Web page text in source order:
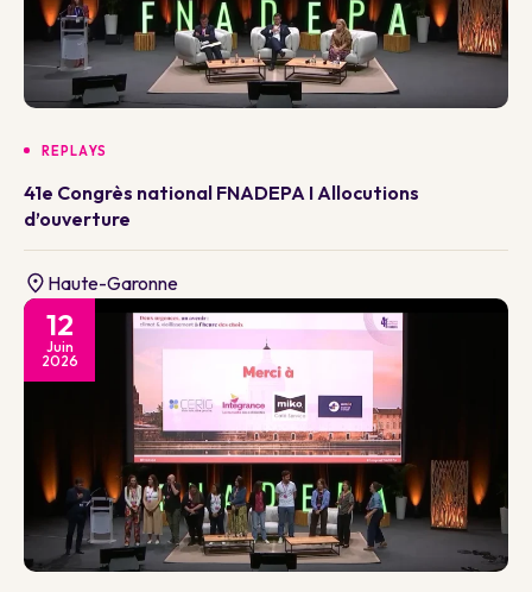
REPLAYS
41e Congrès national FNADEPA I Allocutions
d’ouverture
Haute-Garonne
12
Juin
2026